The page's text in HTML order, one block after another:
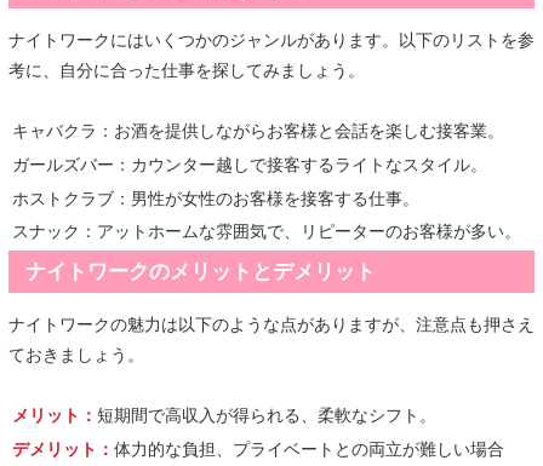
ナイトワークにはいくつかのジャンルがあります。以下のリストを参
考に、自分に合った仕事を探してみましょう。
キャバクラ：お酒を提供しながらお客様と会話を楽しむ接客業。
ガールズバー：カウンター越しで接客するライトなスタイル。
ホストクラブ：男性が女性のお客様を接客する仕事。
スナック：アットホームな雰囲気で、リピーターのお客様が多い。
ナイトワークのメリットとデメリット
ナイトワークの魅力は以下のような点がありますが、注意点も押さえ
ておきましょう。
メリット： 短期間で高収入が得られる、柔軟なシフト。
デメリット： 体力的な負担、プライベートとの両立が難しい場合